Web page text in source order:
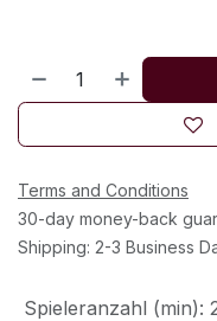
Terms and Conditions
30-day money-back
Shipping: 2-3 Business
Spieleranzahl (min):